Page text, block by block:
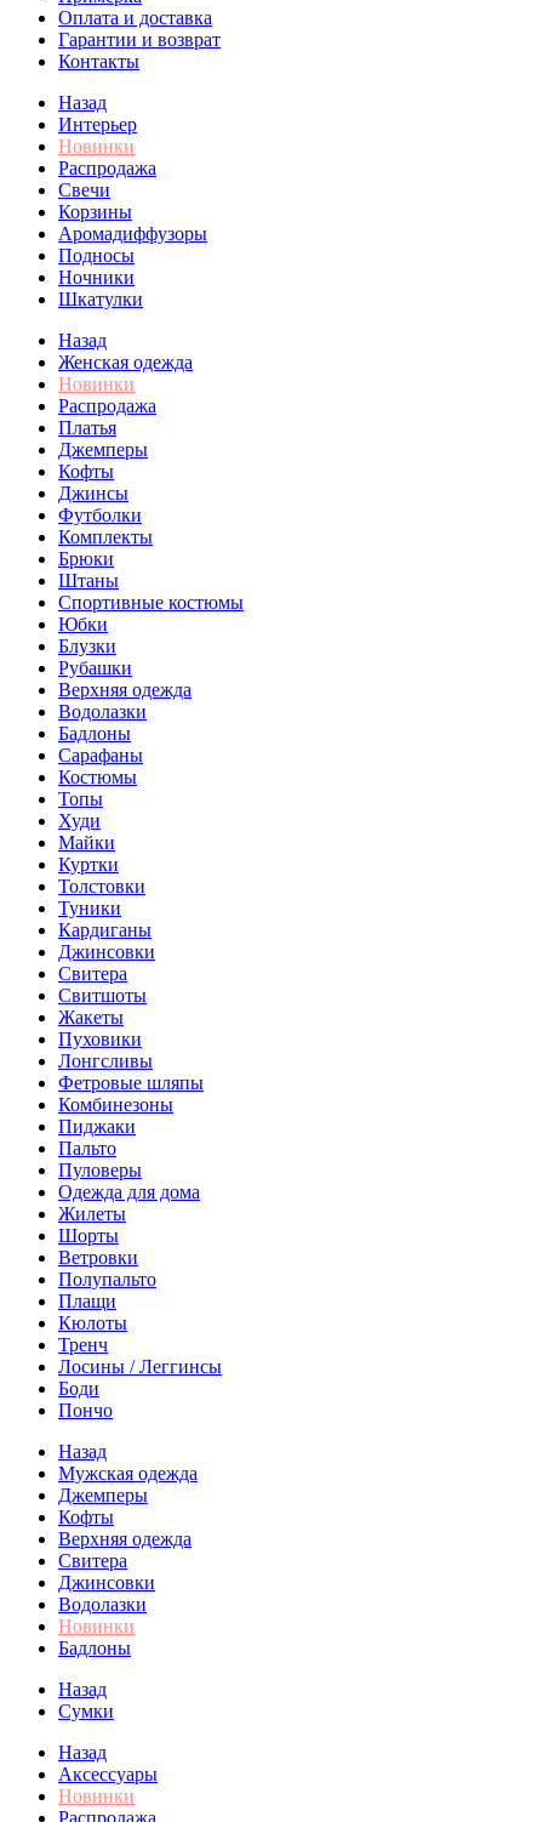
Оплата и доставка
Гарантии и возврат
Контакты
Назад
Интерьер
Новинки
Распродажа
Свечи
Корзины
Аромадиффузоры
Подносы
Ночники
Шкатулки
Назад
Женская одежда
Новинки
Распродажа
Платья
Джемперы
Кофты
Джинсы
Футболки
Комплекты
Брюки
Штаны
Спортивные костюмы
Юбки
Блузки
Рубашки
Верхняя одежда
Водолазки
Бадлоны
Сарафаны
Костюмы
Топы
Худи
Майки
Куртки
Толстовки
Туники
Кардиганы
Джинсовки
Свитера
Свитшоты
Жакеты
Пуховики
Лонгсливы
Фетровые шляпы
Комбинезоны
Пиджаки
Пальто
Пуловеры
Одежда для дома
Жилеты
Шорты
Ветровки
Полупальто
Плащи
Кюлоты
Тренч
Лосины / Леггинсы
Боди
Пончо
Назад
Мужская одежда
Джемперы
Кофты
Верхняя одежда
Свитера
Джинсовки
Водолазки
Новинки
Бадлоны
Назад
Сумки
Назад
Аксессуары
Новинки
Распродажа